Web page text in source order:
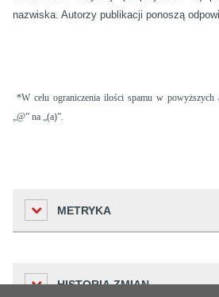
nazwiska. Autorzy publikacji ponoszą
*W celu ograniczenia ilości spamu w powyższych
„@” na „(a)”.
METRYKA
Liczba odwiedzin
5321
HISTORIA ZMIAN